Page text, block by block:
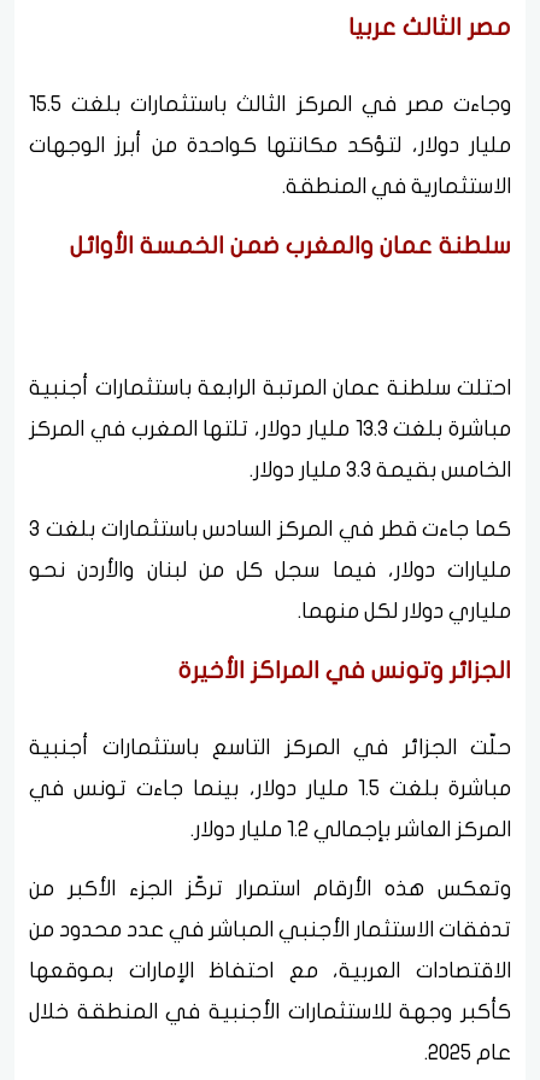
مصر الثالث عربيا
وجاءت مصر في المركز الثالث باستثمارات بلغت 15.5
مليار دولار، لتؤكد مكانتها كواحدة من أبرز الوجهات
الاستثمارية في المنطقة.
سلطنة عمان والمغرب ضمن الخمسة الأوائل
احتلت سلطنة عمان المرتبة الرابعة باستثمارات أجنبية
مباشرة بلغت 13.3 مليار دولار، تلتها المغرب في المركز
الخامس بقيمة 3.3 مليار دولار.
كما جاءت قطر في المركز السادس باستثمارات بلغت 3
مليارات دولار، فيما سجل كل من لبنان والأردن نحو
ملياري دولار لكل منهما.
الجزائر وتونس في المراكز الأخيرة
حلّت الجزائر في المركز التاسع باستثمارات أجنبية
مباشرة بلغت 1.5 مليار دولار، بينما جاءت تونس في
المركز العاشر بإجمالي 1.2 مليار دولار.
وتعكس هذه الأرقام استمرار تركّز الجزء الأكبر من
تدفقات الاستثمار الأجنبي المباشر في عدد محدود من
الاقتصادات العربية، مع احتفاظ الإمارات بموقعها
كأكبر وجهة للاستثمارات الأجنبية في المنطقة خلال
عام 2025.